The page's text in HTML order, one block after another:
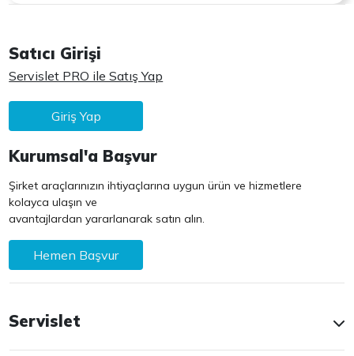
Satıcı Girişi
Servislet PRO ile Satış Yap
Giriş Yap
Kurumsal'a Başvur
Şirket araçlarınızın ihtiyaçlarına uygun ürün ve hizmetlere
kolayca ulaşın ve
avantajlardan yararlanarak satın alın.
Hemen Başvur
Servislet